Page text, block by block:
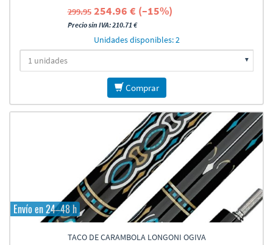
299.95 254.96 € (–15%)
Precio sin IVA: 210.71 €
Unidades disponibles: 2
Comprar
Envío en 24–48 h
TACO DE CARAMBOLA LONGONI OGIVA